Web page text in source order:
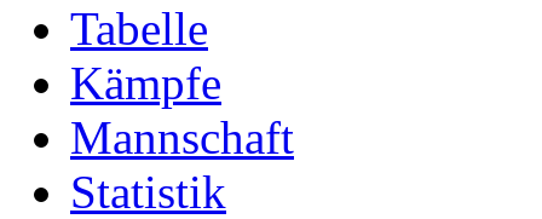
Tabelle
Kämpfe
Mannschaft
Statistik